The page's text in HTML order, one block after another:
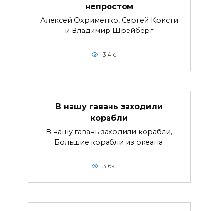
непростом
Алексей Охрименко, Сергей Кристи
и Владимир Шрейберг
3.4к.
В нашу гавань заходили
корабли
В нашу гавань заходили корабли,
Большие корабли из океана.
3.6к.